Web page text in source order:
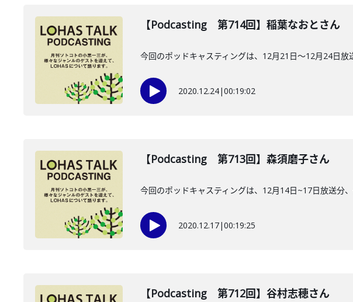
【Podcasting 第714回】稲葉なおとさん
今回のポッドキャスティングは、12月21日〜12月24日
2020.12.24|00:19:02
【Podcasting 第713回】森須磨子さん
今回のポッドキャスティングは、12月14日~17日放送分
2020.12.17|00:19:25
【Podcasting 第712回】谷村志穂さん